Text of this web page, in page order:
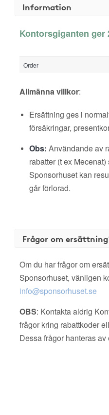
Information
Kontorsgiganten ger
Order
Allmänna villkor:
Ersättning ges i
försäkringar,
Obs: Användande av
rabatter (t ex
Sponsorhuset kan
går förlorad.
Frågor om
Om du har frågor om
Sponsorhuset, vänligen
info@sponsorhuset.se
OBS: Kontakta aldrig
frågor kring rabattkoder
Dessa frågor hanteras av